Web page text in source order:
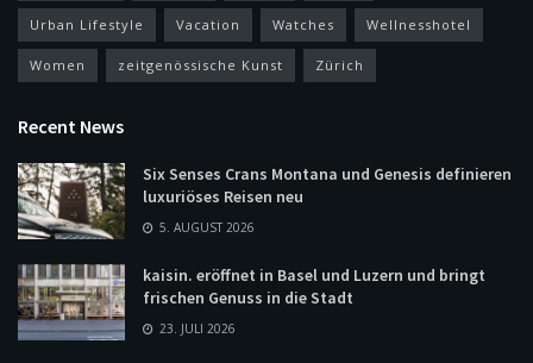
Urban Lifestyle Vacation Watches Wellnesshotel
Women zeitgenössische Kunst Zürich
Recent News
Six Senses Crans Montana und Genesis definieren
luxuriöses Reisen neu
5. AUGUST 2026
kaisin. eröffnet in Basel und Luzern und bringt
frischen Genuss in die Stadt
23. JULI 2026